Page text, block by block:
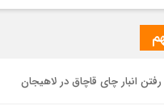
رهبر شهید انقلاب در حرم مطهر
گرفت
امام رئوف
رفتن انبار چای قاچاق در لاهیجان